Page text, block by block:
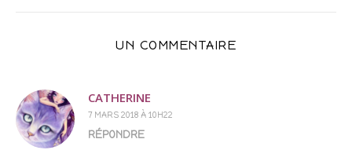
UN COMMENTAIRE
CATHERINE
7 MARS 2018 À 10H22
RÉPONDRE